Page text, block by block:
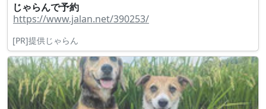
じゃらんで予約
https://www.jalan.net/390253/
[PR]提供じゃらん